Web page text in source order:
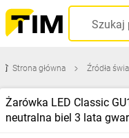
Strona główna Źródła
Żarówka LED Classic
neutralna biel 3 lata